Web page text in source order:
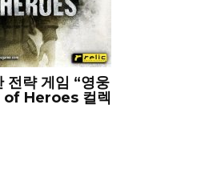
략 게임 “영웅
Heroes 컬렉